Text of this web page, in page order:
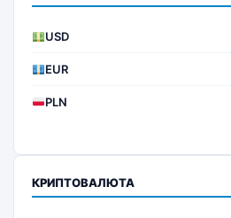
USD
EUR
PLN
КРИПТОВАЛЮТА